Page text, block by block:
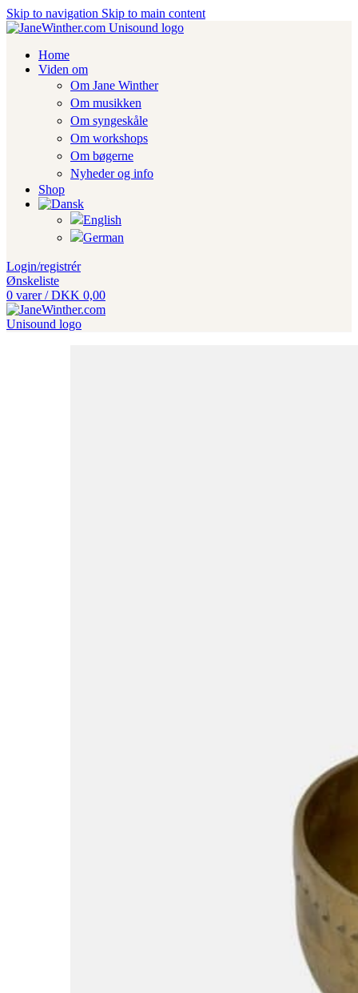
Skip to navigation Skip to main content
Home
Viden om
Om Jane Winther
Om musikken
Om syngeskåle
Om workshops
Om bøgerne
Nyheder og info
Shop
Login/registrér
Ønskeliste
0 varer / DKK 0,00